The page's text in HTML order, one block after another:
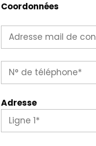
Coordonnées
Adresse